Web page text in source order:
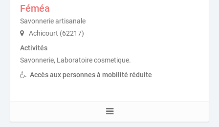
Féméa
Savonnerie artisanale
Achicourt (62217)
Activités
Savonnerie, Laboratoire cosmetique.
Accès aux personnes à mobilité réduite